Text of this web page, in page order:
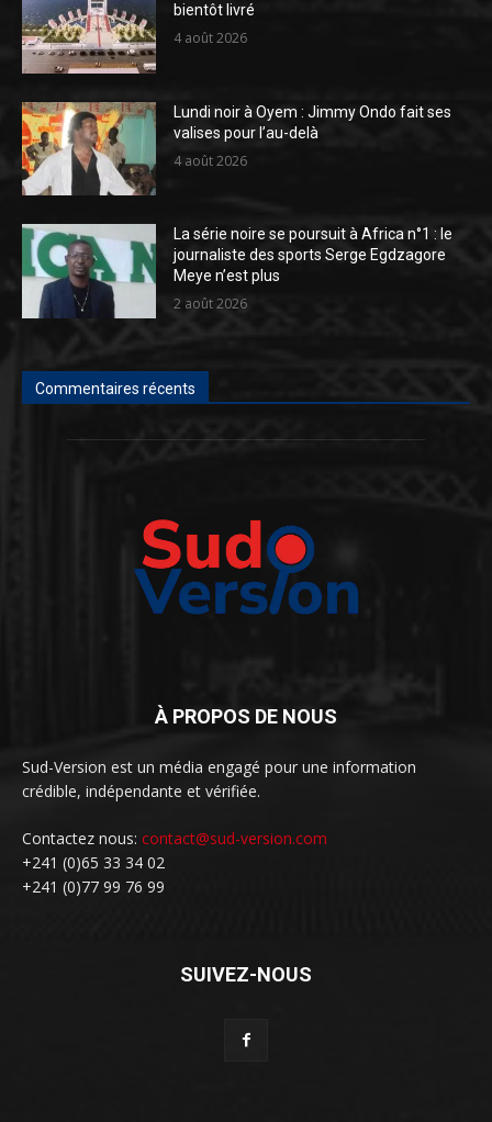
bientôt livré
4 août 2026
Lundi noir à Oyem : Jimmy Ondo fait ses
valises pour l’au-delà
4 août 2026
La série noire se poursuit à Africa n°1 : le
journaliste des sports Serge Egdzagore
Meye n’est plus
2 août 2026
Commentaires récents
À PROPOS DE NOUS
Sud-Version est un média engagé pour une information
crédible, indépendante et vérifiée.
Contactez nous: contact@sud-version.com
+241 (0)65 33 34 02
+241 (0)77 99 76 99
SUIVEZ-NOUS